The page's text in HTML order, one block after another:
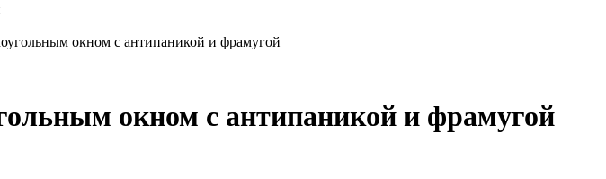
окном с антипаникой и фрамугой
окном с антипаникой и фрамугой